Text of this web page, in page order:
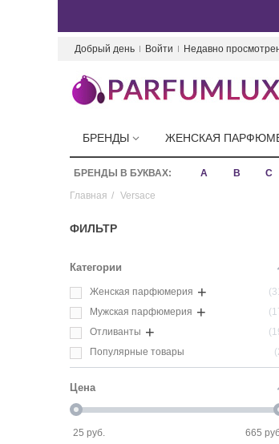
Добрый день Войти Недавно
БРЕНДЫ ЖЕНСКАЯ
БРЕНДЫ В БУКВАХ: A B C
Главная / Versace
ФИЛЬТР
Категории
Женская парфюмерия +
Мужская парфюмерия +
Отливанты +
Популярные товары
Цена
25 руб. 665